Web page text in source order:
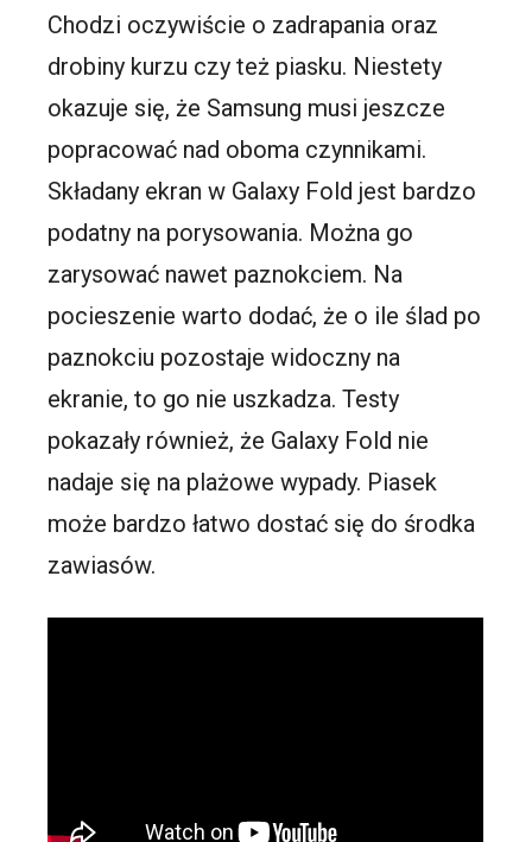
Chodzi oczywiście o zadrapania oraz
drobiny kurzu czy też piasku. Niestety
okazuje się, że Samsung musi jeszcze
popracować nad oboma czynnikami.
Składany ekran w Galaxy Fold jest bardzo
podatny na porysowania. Można go
zarysować nawet paznokciem. Na
pocieszenie warto dodać, że o ile ślad po
paznokciu pozostaje widoczny na
ekranie, to go nie uszkadza. Testy
pokazały również, że Galaxy Fold nie
nadaje się na plażowe wypady. Piasek
może bardzo łatwo dostać się do środka
zawiasów.